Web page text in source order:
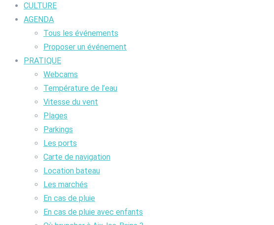
CULTURE
AGENDA
Tous les événements
Proposer un événement
PRATIQUE
Webcams
Température de l’eau
Vitesse du vent
Plages
Parkings
Les ports
Carte de navigation
Location bateau
Les marchés
En cas de pluie
En cas de pluie avec enfants